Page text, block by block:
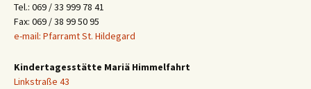
Tel.: 069 / 33 999 78 41
Fax: 069 / 38 99 50 95
e-mail: Pfarramt St. Hildegard
Kindertagesstätte Mariä Himmelfahrt
Linkstraße 43